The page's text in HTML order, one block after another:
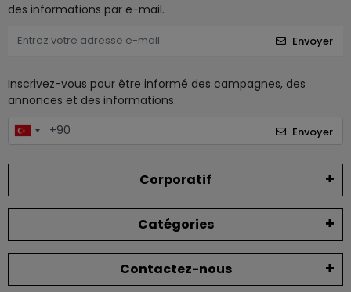
des informations par e-mail.
Envoyer
Inscrivez-vous pour être informé des campagnes, des
annonces et des informations.
Envoyer
Corporatif
Catégories
Contactez-nous